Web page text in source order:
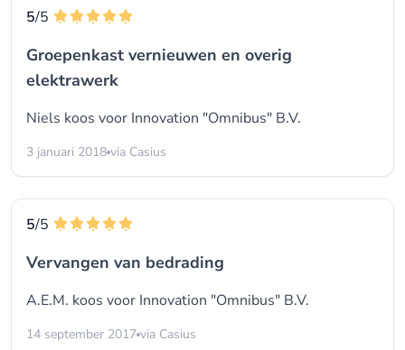
5/5
Groepenkast vernieuwen en overig
elektrawerk
Niels koos voor Innovation "Omnibus" B.V.
3 januari 2018 via Casius
5/5
Vervangen van bedrading
A.E.M. koos voor Innovation "Omnibus" B.V.
14 september 2017 via Casius